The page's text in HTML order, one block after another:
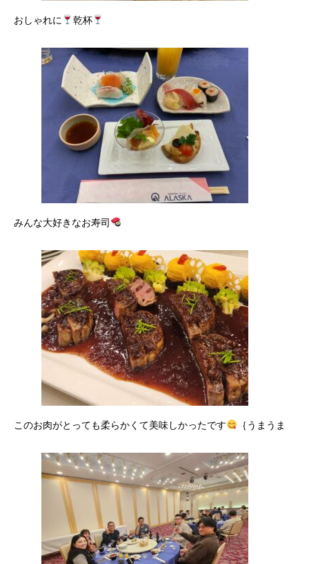
おしゃれに 乾杯
みんな大好きなお寿司
このお肉がとっても柔らかくて美味しかったです ｛うまうま